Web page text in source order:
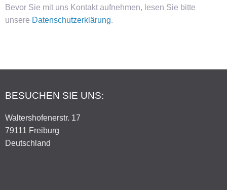
Bevor Sie mit uns Kontakt aufnehmen, lesen Sie bitte
unsere Datenschutzerklärung.
BESUCHEN SIE UNS:
Waltershofenerstr. 17
79111 Freiburg
Deutschland